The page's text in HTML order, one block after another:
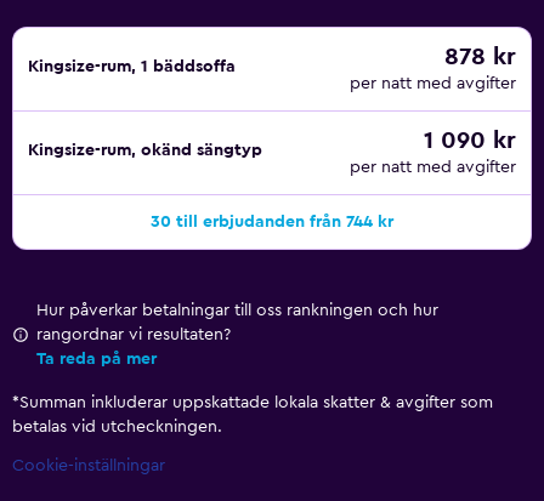
Kingsize-rum, 1 bäddsoffa 878 kr
per natt med avgifter
Kingsize-rum, okänd sängtyp 1 090 kr
per natt med avgifter
30 till erbjudanden från 744 kr
Hur påverkar betalningar till oss rankningen och hur
rangordnar vi resultaten?
Ta reda på mer
*Summan inkluderar uppskattade lokala skatter & avgifter som
betalas vid utcheckningen.
Cookie-inställningar